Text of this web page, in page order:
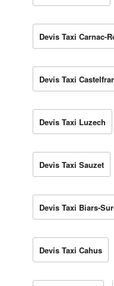
Devis Taxi Carnac-
Devis Taxi
Devis Taxi Luzech
Devis Taxi Sauzet
Devis Taxi Biars-
Devis Taxi Cahus